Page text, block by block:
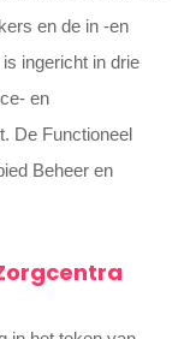
en de in -en
ingericht in drie
en
De Functioneel
Beheer en